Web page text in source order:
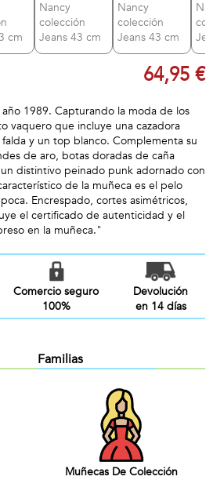
64,95 €
1989. Capturando la moda de los
vaquero que incluye una cazadora
y un top blanco. Complementa su
de aro, botas doradas de caña
distintivo peinado punk adornado con
de la muñeca es el pelo
Encrespado, cortes asimétricos,
el certificado de autenticidad y el
en la muñeca."
Comercio seguro
100%
Devolución
en 14 días
Familias
Muñecas De Colección